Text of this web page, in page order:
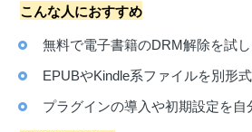
こんな人におすすめ
無料で電子書籍のDRM解除を試
EPUBやKindle系ファイルを別形
プラグインの導入や初期設定を自